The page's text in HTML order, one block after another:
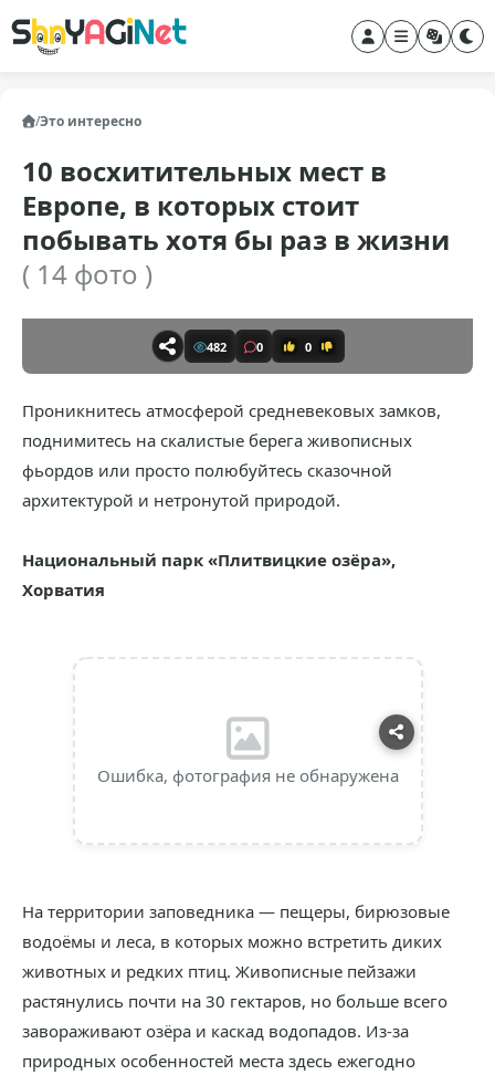
/Это интересно
10 восхитительных мест в
Европе, в которых стоит
побывать хотя бы раз в жизни
( 14 фото )
482 0 0
Проникнитесь атмосферой средневековых замков,
поднимитесь на скалистые берега живописных
фьордов или просто полюбуйтесь сказочной
архитектурой и нетронутой природой.
Национальный парк «Плитвицкие озёра»,
Хорватия
Ошибка, фотография не обнаружена
На территории заповедника — пещеры, бирюзовые
водоёмы и леса, в которых можно встретить диких
животных и редких птиц. Живописные пейзажи
растянулись почти на 30 гектаров, но больше всего
завораживают озёра и каскад водопадов. Из-за
природных особенностей места здесь ежегодно